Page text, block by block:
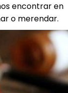
encontrar en
o merendar.